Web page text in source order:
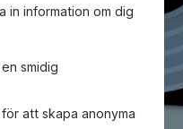
in information om dig
smidig
att skapa anonyma